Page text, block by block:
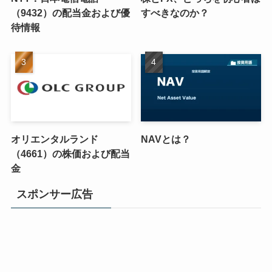
（9432）の配当金および優
待情報
すべきなのか？
オリエンタルランド
（4661）の株価および配当
金
NAVとは？
スポンサー広告